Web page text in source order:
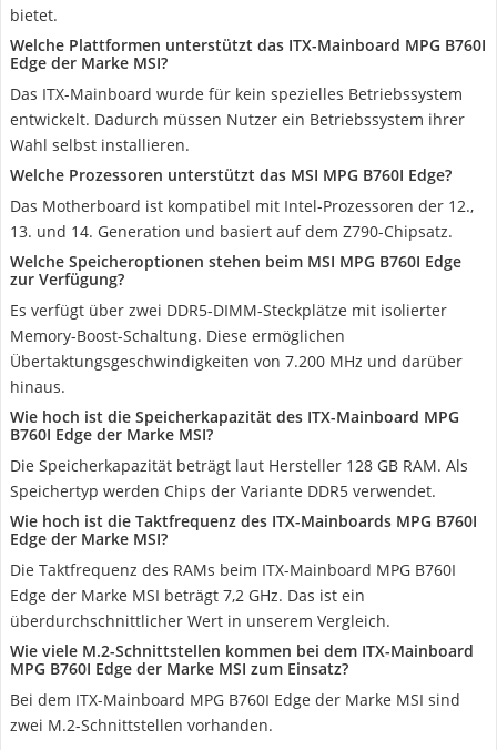
bietet.
Welche Plattformen unterstützt das ITX-Mainboard MPG B760I
Edge der Marke MSI?
Das ITX-Mainboard wurde für kein spezielles Betriebssystem
entwickelt. Dadurch müssen Nutzer ein Betriebssystem ihrer
Wahl selbst installieren.
Welche Prozessoren unterstützt das MSI MPG B760I Edge?
Das Motherboard ist kompatibel mit Intel-Prozessoren der 12.,
13. und 14. Generation und basiert auf dem Z790-Chipsatz.
Welche Speicheroptionen stehen beim MSI MPG B760I Edge
zur Verfügung?
Es verfügt über zwei DDR5-DIMM-Steckplätze mit isolierter
Memory-Boost-Schaltung. Diese ermöglichen
Übertaktungsgeschwindigkeiten von 7.200 MHz und darüber
hinaus.
Wie hoch ist die Speicherkapazität des ITX-Mainboard MPG
B760I Edge der Marke MSI?
Die Speicherkapazität beträgt laut Hersteller 128 GB RAM. Als
Speichertyp werden Chips der Variante DDR5 verwendet.
Wie hoch ist die Taktfrequenz des ITX-Mainboards MPG B760I
Edge der Marke MSI?
Die Taktfrequenz des RAMs beim ITX-Mainboard MPG B760I
Edge der Marke MSI beträgt 7,2 GHz. Das ist ein
überdurchschnittlicher Wert in unserem Vergleich.
Wie viele M.2-Schnittstellen kommen bei dem ITX-Mainboard
MPG B760I Edge der Marke MSI zum Einsatz?
Bei dem ITX-Mainboard MPG B760I Edge der Marke MSI sind
zwei M.2-Schnittstellen vorhanden.